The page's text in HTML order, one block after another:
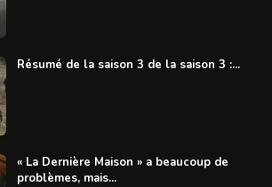
Résumé de la saison 3 de la saison 3 :...
« La Dernière Maison » a beaucoup de
problèmes, mais...